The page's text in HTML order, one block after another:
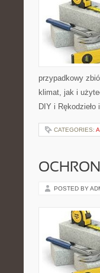
przypadkowy
klimat, jak i
DIY i
CATEGORIES:
POSTED BY